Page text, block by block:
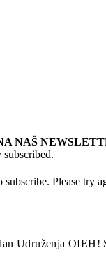
NAŠ
subscribed.
Please try
Udruženja OIEH!